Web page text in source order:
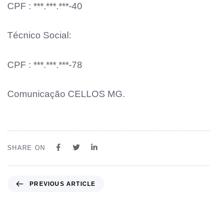
CPF : ***.***.***-40
Técnico Social:
CPF : ***.***.***-78
Comunicação CELLOS MG.
SHARE ON
PREVIOUS ARTICLE